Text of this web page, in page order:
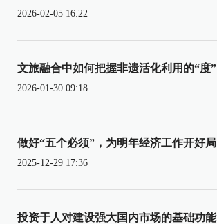
2026-02-05 16:22
文旅融合中如何把握非遗活化利用的“度”
2026-01-30 09:18
做好“五个必须”，为明年经济工作开好局
2025-12-29 17:36
投资于人对建设强大国内市场的基础功能